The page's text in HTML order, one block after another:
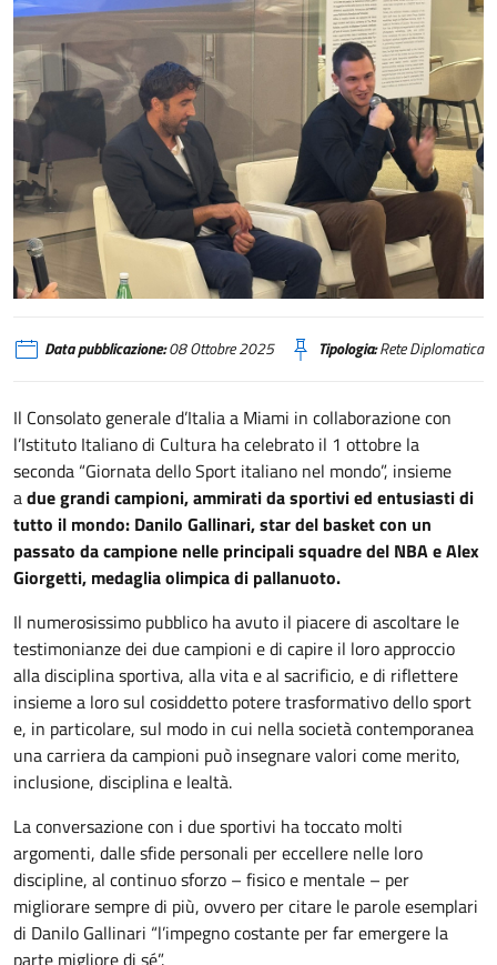
Miami, “Giornata dello Sport italiano nel mondo”
Data pubblicazione:08 Ottobre 2025 Tipologia:Rete Diplomatica
Il Consolato generale d’Italia a Miami in collaborazione con
l’Istituto Italiano di Cultura ha celebrato il 1 ottobre la
seconda “Giornata dello Sport italiano nel mondo”, insieme
adue grandi campioni, ammirati da sportivi ed entusiasti di
tutto il mondo: Danilo Gallinari, star del basket con un
passato da campione nelle principali squadre del NBA e Alex
Giorgetti, medaglia olimpica di pallanuoto.
Il numerosissimo pubblico ha avuto il piacere di ascoltare le
testimonianze dei due campioni e di capire il loro approccio
alla disciplina sportiva, alla vita e al sacrificio, e di riflettere
insieme a loro sul cosiddetto potere trasformativo dello sport
e, in particolare, sul modo in cui nella società contemporanea
una carriera da campioni può insegnare valori come merito,
inclusione, disciplina e lealtà.
La conversazione con i due sportivi ha toccato molti
argomenti, dalle sfide personali per eccellere nelle loro
discipline, al continuo sforzo – fisico e mentale – per
migliorare sempre di più, ovvero per citare le parole esemplari
di Danilo Gallinari “l’impegno costante per far emergere la
parte migliore di sé”.